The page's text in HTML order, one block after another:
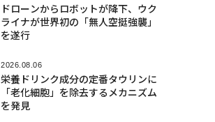
ドローンからロボットが降下、ウク
ライナが世界初の「無人空挺強襲」
を遂行
2026.08.06
栄養ドリンク成分の定番タウリンに
「老化細胞」を除去するメカニズム
を発見